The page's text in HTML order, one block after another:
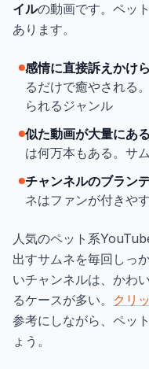
イルの動画です。ペッ
あります。
感情に直接訴えかけ
るだけで癒やされる
られるジャンル
似た動画が大量にある
は何万本もある。サ
チャンネルのブラン
ネはファンが付きや
人気のペット系
出すサムネを毎回しっ
いチャンネルは、かわ
るケースが多い。 クリ
参考にしながら、ペッ
ょう。